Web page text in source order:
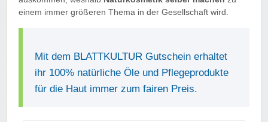
einem immer größeren Thema in der Gesellschaft wird.
Mit dem BLATTKULTUR Gutschein erhaltet
ihr 100% natürliche Öle und Pflegeprodukte
für die Haut immer zum fairen Preis.